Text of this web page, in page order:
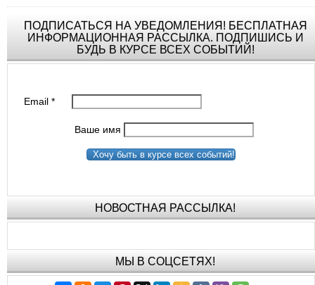
ПОДПИСАТЬСЯ НА УВЕДОМЛЕНИЯ! БЕСПЛАТНАЯ
ИНФОРМАЦИОННАЯ РАССЫЛКА. ПОДПИШИСЬ И
БУДЬ В КУРСЕ ВСЕХ СОБЫТИЙ!
Email*
Ваше имя
Хочу быть в курсе всех событий!
НОВОСТНАЯ РАССЫЛКА!
МЫ В СОЦСЕТЯХ!